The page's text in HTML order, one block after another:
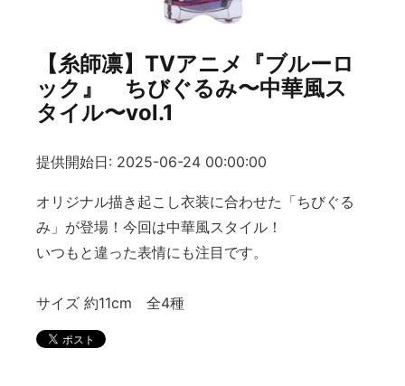
【糸師凛】TVアニメ『ブルーロ
ック』 ちびぐるみ〜中華風ス
タイル〜vol.1
提供開始日: 2025-06-24 00:00:00
オリジナル描き起こし衣装に合わせた「ちびぐる
み」が登場！今回は中華風スタイル！
いつもと違った表情にも注目です。
サイズ 約11cm 全4種